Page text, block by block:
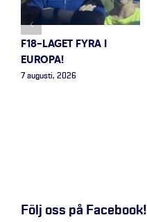
F18-LAGET FYRA I
EUROPA!
7 augusti, 2026
Följ oss på Facebook!